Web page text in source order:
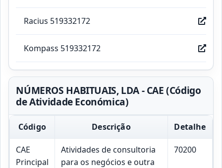
Racius 519332172
Kompass 519332172
NÚMEROS HABITUAIS, LDA - CAE (Código
de Atividade Económica)
Código Descrição Detalhe
CAE
Principal
Atividades de consultoria
para os negócios e outra
70200